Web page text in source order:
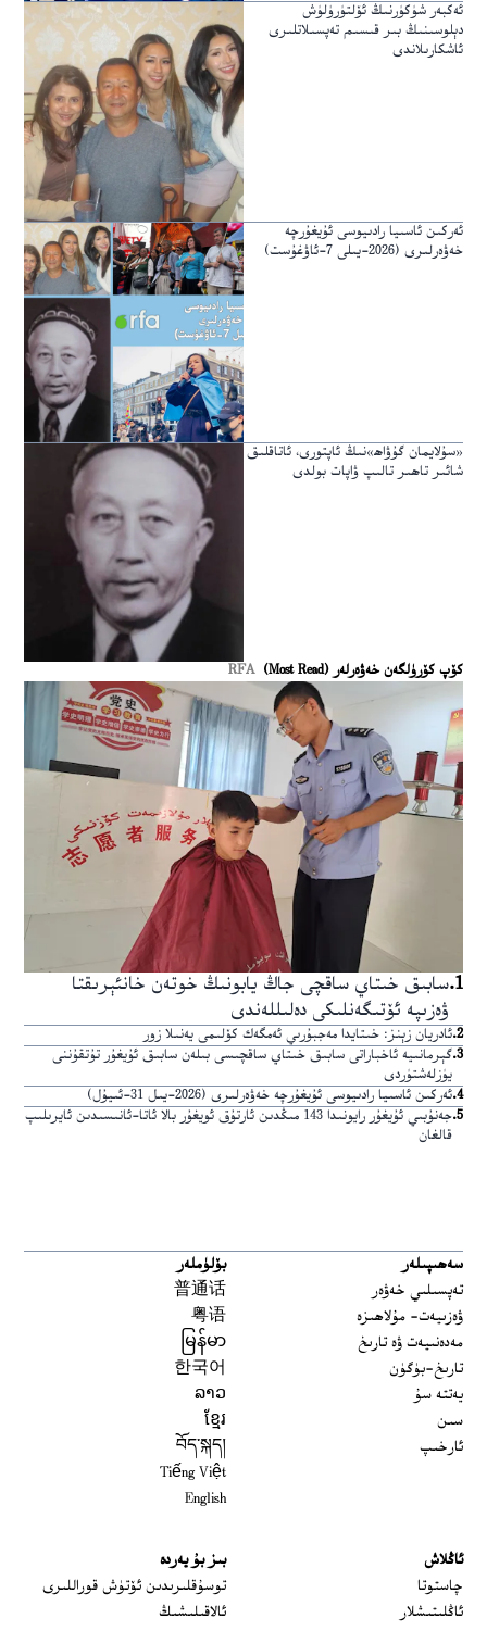
ئەكبەر شۈكۈرنىڭ ئۆلتۈرۈلۈش
دېلوسىنىڭ بىر قىسىم تەپسىلاتلىرى
ئاشكارىلاندى
ئەركىن ئاسىيا رادىيوسى ئۇيغۇرچە
خەۋەرلىرى (2026-يىلى 7-ئاۋغۇست)
«سۇلايمان گۇۋاھ»نىڭ ئاپتورى، ئاتاقلىق
شائىر تاھىر تالىپ ۋاپات بولدى
كۆپ كۆرۈلگەن خەۋەرلەر (Most Read) RFA
1
.سابىق خىتاي ساقچى جاڭ يابونىڭ خوتەن خانئېرىقتا
ۋەزىپە ئۆتىگەنلىكى دەلىللەندى
2
.ئادريان زېنز: خىتايدا مەجبۇرىي ئەمگەك كۆلىمى يەنىلا زور
3
.گېرمانىيە ئاخباراتى سابىق خىتاي ساقچىسى بىلەن سابىق ئۇيغۇر تۇتقۇننى
يۈزلەشتۈردى
4
.ئەركىن ئاسىيا رادىيوسى ئۇيغۇرچە خەۋەرلىرى (2026-يىل 31-ئىيۇل)
5
.
جەنۇبىي ئۇيغۇر رايونىدا 143 مىڭدىن ئارتۇق ئويغۇر بالا ئاتا-ئانىسىدىن ئايرىلىپ
قالغان
سەھىپىلەر
تەپسىلىي خەۋەر
ۋەزىيەت- مۇلاھىزە
مەدەنىيەت ۋە تارىخ
تارىخ-بۈگۈن
يەتتە سۇ
سىن
ئارخىپ
بۆلۈملەر
普通话
粤语
မြန်မာ
한국어
ລາວ
ខ្មែរ
བོད་སྐད།
Tiếng Việt
English
ئاڭلاش
چاستوتا
ئاڭلىتىشلار
بىز بۇ يەردە
توسۇقلىرىدىن ئۆتۈش قوراللىرى
ئالاقىلىشىڭ